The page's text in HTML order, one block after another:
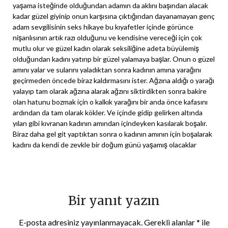
yaşama isteğinde olduğundan adamın da aklını başından alacak
kadar güzel giyinip onun karşısına çıktığından dayanamayan genç
adam sevgilisinin seks hikaye bu kıyafetler içinde görünce
nişanlısının artık razı olduğunu ve kendisine vereceği için çok
mutlu olur ve güzel kadın olarak seksiliğine adeta büyülemiş
olduğundan kadını yatırıp bir güzel yalamaya başlar. Onun o güzel
amını yalar ve sularını yaladıktan sonra kadının amına yarağını
geçirmeden öncede biraz kaldırmasını ister. Ağzına aldığı o yarağı
yalayıp tam olarak ağzına alarak ağzını siktirdikten sonra bakire
olan hatunu bozmak için o kalkık yarağını bir anda önce kafasını
ardından da tam olarak kökler. Ve içinde gidip gelirken altında
yılan gibi kıvranan kadının amından içindeyken kasılarak boşalır.
Biraz daha gel git yaptıktan sonra o kadının amının için boşalarak
kadını da kendi de zevkle bir doğum günü yaşamış olacaklar
Bir yanıt yazın
E-posta adresiniz yayınlanmayacak.Gerekli alanlar* ile